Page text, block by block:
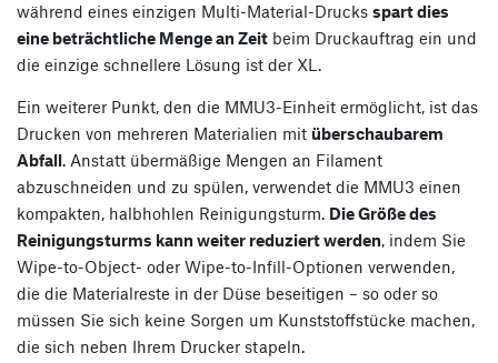
während eines einzigen Multi-Material-Drucks spart dies
eine beträchtliche Menge an Zeit beim Druckauftrag ein und
die einzige schnellere Lösung ist der XL.
Ein weiterer Punkt, den die MMU3-Einheit ermöglicht, ist das
Drucken von mehreren Materialien mit überschaubarem
Abfall. Anstatt übermäßige Mengen an Filament
abzuschneiden und zu spülen, verwendet die MMU3 einen
kompakten, halbhohlen Reinigungsturm. Die Größe des
Reinigungsturms kann weiter reduziert werden, indem Sie
Wipe-to-Object- oder Wipe-to-Infill-Optionen verwenden,
die die Materialreste in der Düse beseitigen – so oder so
müssen Sie sich keine Sorgen um Kunststoffstücke machen,
die sich neben Ihrem Drucker stapeln.